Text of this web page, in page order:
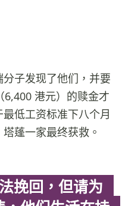
子发现了他们，并要
港元）的赎金才
低工资标准下八个月
蓬一家最终获救。
挽回，但请为